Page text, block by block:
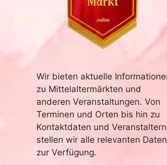
Wir bieten aktuelle
zu Mittelaltermärkten und
anderen Veranstaltungen. Von
Terminen und Orten bis hin zu
Kontaktdaten und Veranstaltern
stellen wir alle relevanten Daten
zur Verfügung.